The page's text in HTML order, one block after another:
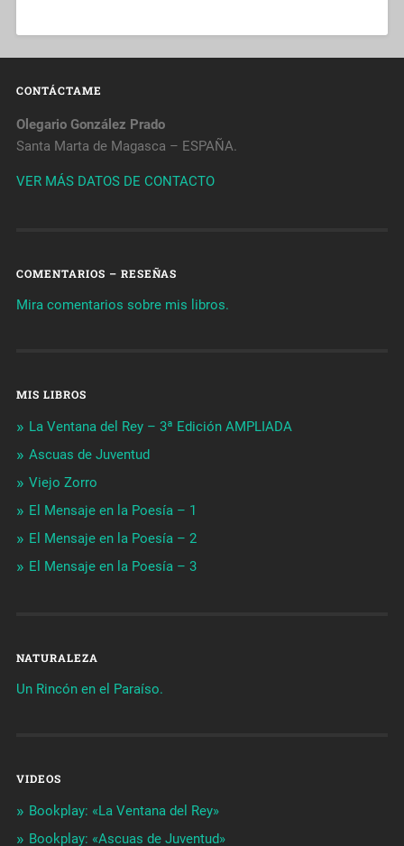
CONTÁCTAME
Olegario González Prado
Santa Marta de Magasca – ESPAÑA.
VER MÁS DATOS DE CONTACTO
COMENTARIOS – RESEÑAS
Mira comentarios sobre mis libros.
MIS LIBROS
La Ventana del Rey – 3ª Edición AMPLIADA
Ascuas de Juventud
Viejo Zorro
El Mensaje en la Poesía – 1
El Mensaje en la Poesía – 2
El Mensaje en la Poesía – 3
NATURALEZA
Un Rincón en el Paraíso.
VIDEOS
Bookplay: «La Ventana del Rey»
Bookplay: «Ascuas de Juventud»